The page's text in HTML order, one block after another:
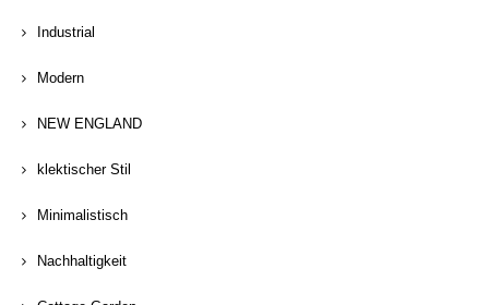
Industrial
Modern
NEW ENGLAND
klektischer Stil
Minimalistisch
Nachhaltigkeit